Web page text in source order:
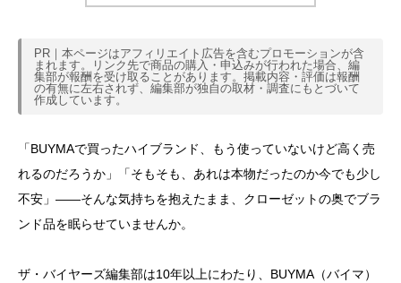
PR｜本ページはアフィリエイト広告を含むプロモーションが含
まれます。リンク先で商品の購入・申込みが行われた場合、編
集部が報酬を受け取ることがあります。掲載内容・評価は報酬
の有無に左右されず、編集部が独自の取材・調査にもとづいて
作成しています。
「BUYMAで買ったハイブランド、もう使っていないけど高く売
れるのだろうか」「そもそも、あれは本物だったのか今でも少し
不安」——そんな気持ちを抱えたまま、クローゼットの奥でブラ
ンド品を眠らせていませんか。
ザ・バイヤーズ編集部は10年以上にわたり、BUYMA（バイマ）